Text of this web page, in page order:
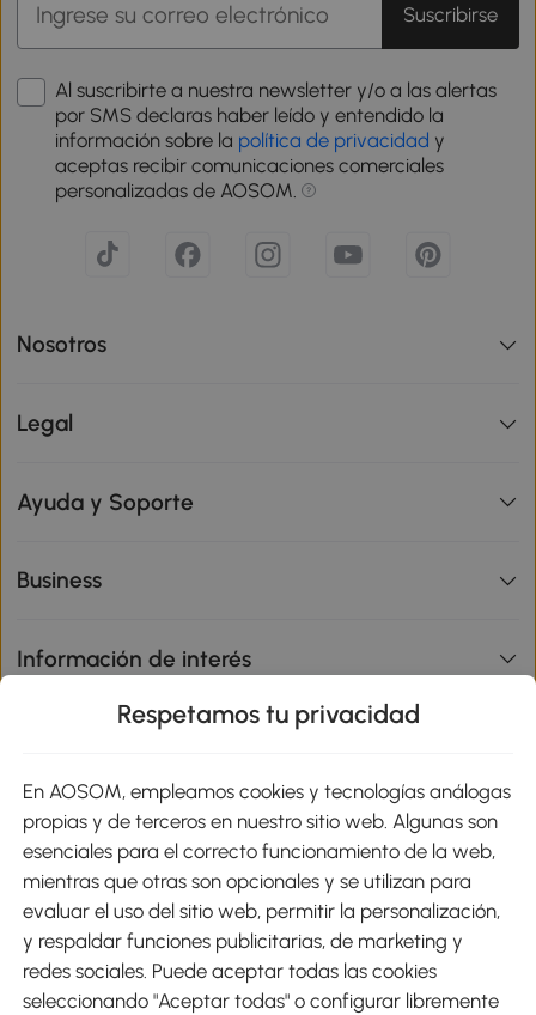
Suscribirse
Al suscribirte a nuestra newsletter y/o a las alertas
por SMS declaras haber leído y entendido la
información sobre la política de privacidad y
aceptas recibir comunicaciones comerciales
personalizadas de AOSOM.
Nosotros
Legal
Ayuda y Soporte
Business
Información de interés
Métodos de Pago
Envíos
Respetamos tu privacidad
En AOSOM, empleamos cookies y tecnologías análogas
propias y de terceros en nuestro sitio web. Algunas son
esenciales para el correcto funcionamiento de la web,
mientras que otras son opcionales y se utilizan para
evaluar el uso del sitio web, permitir la personalización,
y respaldar funciones publicitarias, de marketing y
redes sociales. Puede aceptar todas las cookies
seleccionando "Aceptar todas" o configurar libremente